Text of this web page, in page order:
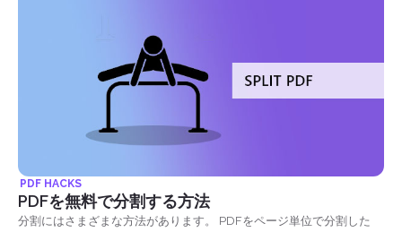
は、OCRソフトウェアのために可能です。 Optical Character
PDF HACKS
PDFを無料で分割する方法
分割にはさまざまな方法があります。 PDFをページ単位で分割した